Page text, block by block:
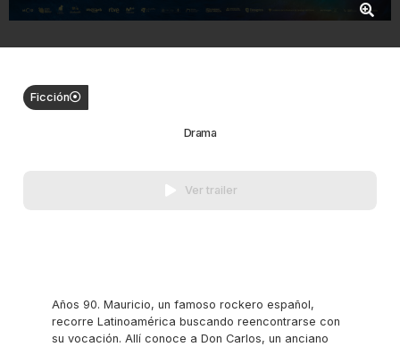
Ficción
Drama
Ver trailer
Años 90. Mauricio, un famoso rockero español,
recorre Latinoamérica buscando reencontrarse con
su vocación. Allí conoce a Don Carlos, un anciano